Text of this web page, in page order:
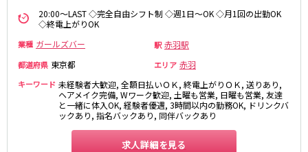
20:00～LAST ◇完全自由シフト制 ◇週1日～OK ◇月1回の出勤OK
◇終電上がりOK
業種 ガールズバー 駅 赤羽駅
都道府県 東京都 エリア 赤羽
キーワード 未経験者大歓迎, 全額日払いＯＫ, 終電上がりＯＫ, 送りあり,
ヘアメイク完備, Wワーク歓迎, 土曜も営業, 日曜も営業, 友達
と一緒に体入OK, 経験者優遇, 3時間以内の勤務OK, ドリンクバ
ックあり, 指名バックあり, 同伴バックあり
求人詳細を見る
新丸子駅
学芸大学駅
綱島駅
元住吉駅
日吉駅
菊名駅
東急目黒線
武蔵小杉駅
新丸子駅